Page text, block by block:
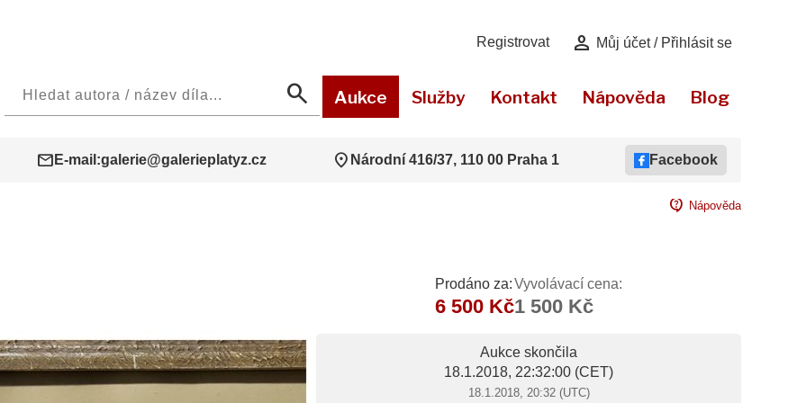
Registrovat person Můj účet / Přihlásit se
search Aukce Služby Kontakt Nápověda Blog
mail E-mail:galerie@galerieplatyz.cz location_on Národní 416/37, 110 00 Praha 1 Facebook
contact_support Nápověda
Prodáno za:
6 500 Kč
Vyvolávací cena:
1 500 Kč
Aukce skončila
18.1.2018, 22:32:00 (CET)
18.1.2018, 20:32 (UTC)